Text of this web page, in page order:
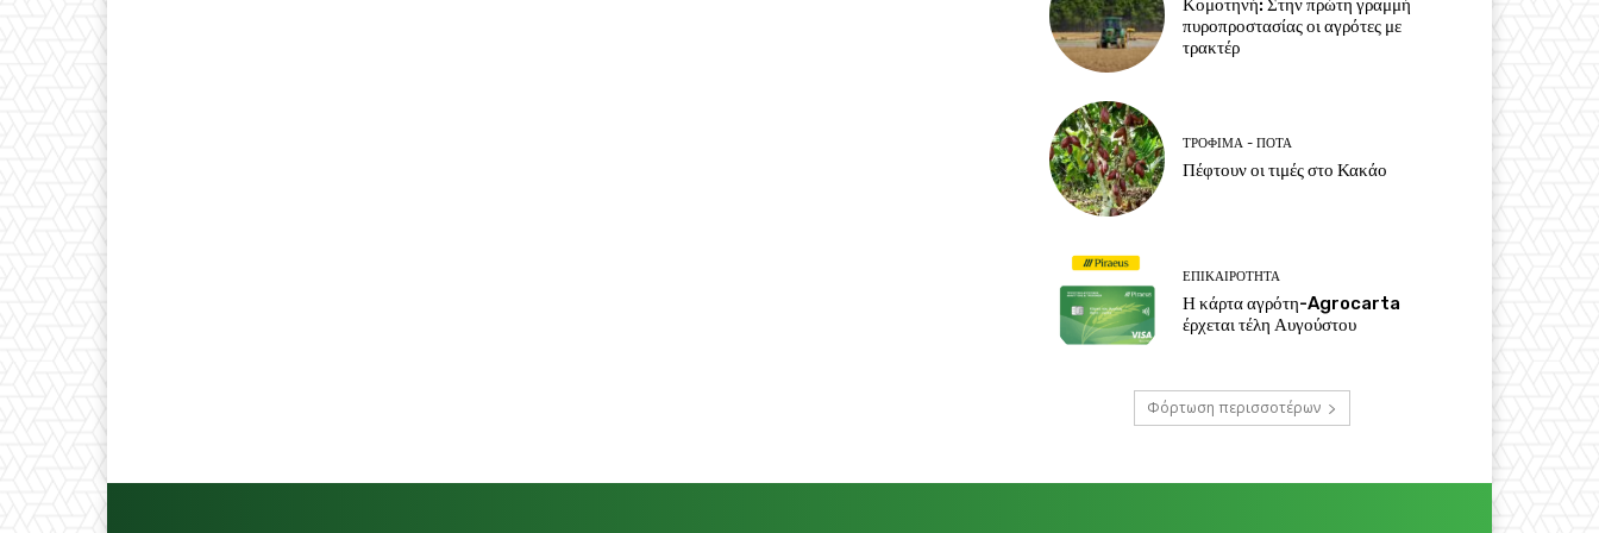
Κομοτηνή: Στην πρώτη γραμμή
πυροπροστασίας οι αγρότες με
τρακτέρ
ΤΡΌΦΙΜΑ - ΠΟΤΆ
Πέφτουν οι τιμές στο Κακάο
ΕΠΙΚΑΙΡΌΤΗΤΑ
Η κάρτα αγρότη-Agrocarta
έρχεται τέλη Αυγούστου
Φόρτωση περισσοτέρων